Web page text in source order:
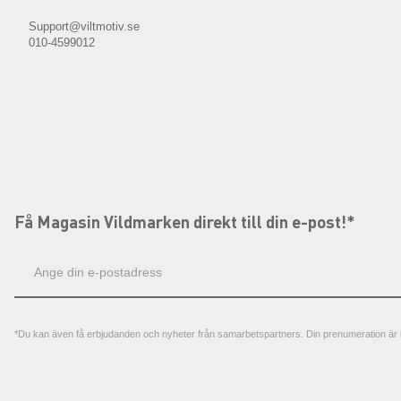
Support@viltmotiv.se
010-4599012
Få Magasin Vildmarken direkt till din e-post!*
postadress
*Du kan även få erbjudanden och nyheter från samarbetspartners. Din prenumeration